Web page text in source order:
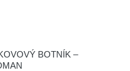
BOTNÍK –